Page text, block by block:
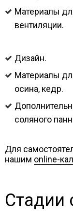
Материалы
вентиляции.
Дизайн.
Материалы
осина, кедр.
соляного
Для
нашим online-
Стадии